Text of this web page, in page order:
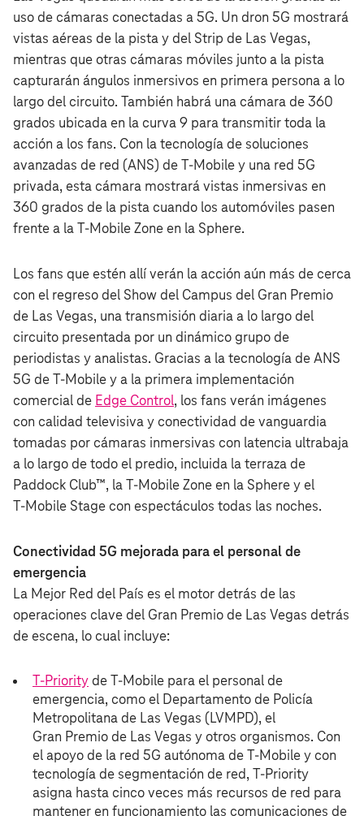
uso de cámaras conectadas a 5G. Un dron 5G mostrará
vistas aéreas de la pista y del Strip de Las Vegas,
mientras que otras cámaras móviles junto a la pista
capturarán ángulos inmersivos en primera persona a lo
largo del circuito. También habrá una cámara de 360
grados ubicada en la curva 9 para transmitir toda la
acción a los fans. Con la tecnología de soluciones
avanzadas de red (ANS) de T‑Mobile y una red 5G
privada, esta cámara mostrará vistas inmersivas en
360 grados de la pista cuando los automóviles pasen
frente a la T‑Mobile Zone en la Sphere.
Los fans que estén allí verán la acción aún más de cerca
con el regreso del Show del Campus del Gran Premio
de Las Vegas, una transmisión diaria a lo largo del
circuito presentada por un dinámico grupo de
periodistas y analistas. Gracias a la tecnología de ANS
5G de T‑Mobile y a la primera implementación
comercial de Edge Control, los fans verán imágenes
con calidad televisiva y conectividad de vanguardia
tomadas por cámaras inmersivas con latencia ultrabaja
a lo largo de todo el predio, incluida la terraza de
Paddock Club™, la T‑Mobile Zone en la Sphere y el
T‑Mobile Stage con espectáculos todas las noches.
Conectividad 5G mejorada para el personal de
emergencia
La Mejor Red del País es el motor detrás de las
operaciones clave del Gran Premio de Las Vegas detrás
de escena, lo cual incluye:
T-Priority de T‑Mobile para el personal de
emergencia, como el Departamento de Policía
Metropolitana de Las Vegas (LVMPD), el
Gran Premio de Las Vegas y otros organismos. Con
el apoyo de la red 5G autónoma de T‑Mobile y con
tecnología de segmentación de red, T-Priority
asigna hasta cinco veces más recursos de red para
mantener en funcionamiento las comunicaciones de